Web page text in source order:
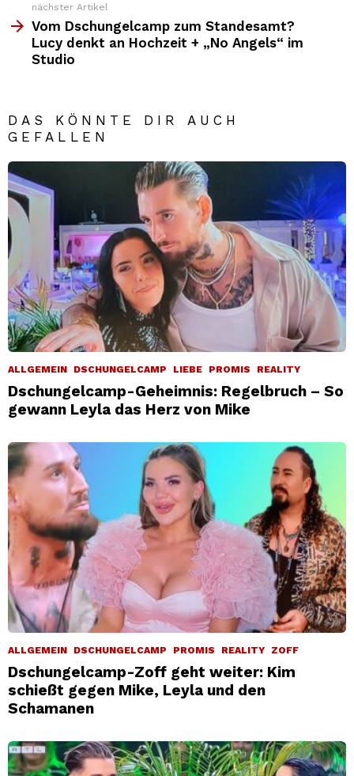
nächster Artikel
Vom Dschungelcamp zum Standesamt?
Lucy denkt an Hochzeit + „No Angels“ im
Studio
DAS KÖNNTE DIR AUCH
GEFALLEN
ALLGEMEIN DSCHUNGELCAMP LIEBE PROMIS REALITY
Dschungelcamp-Geheimnis: Regelbruch – So
gewann Leyla das Herz von Mike
ALLGEMEIN DSCHUNGELCAMP PROMIS REALITY ZOFF
Dschungelcamp-Zoff geht weiter: Kim
schießt gegen Mike, Leyla und den
Schamanen